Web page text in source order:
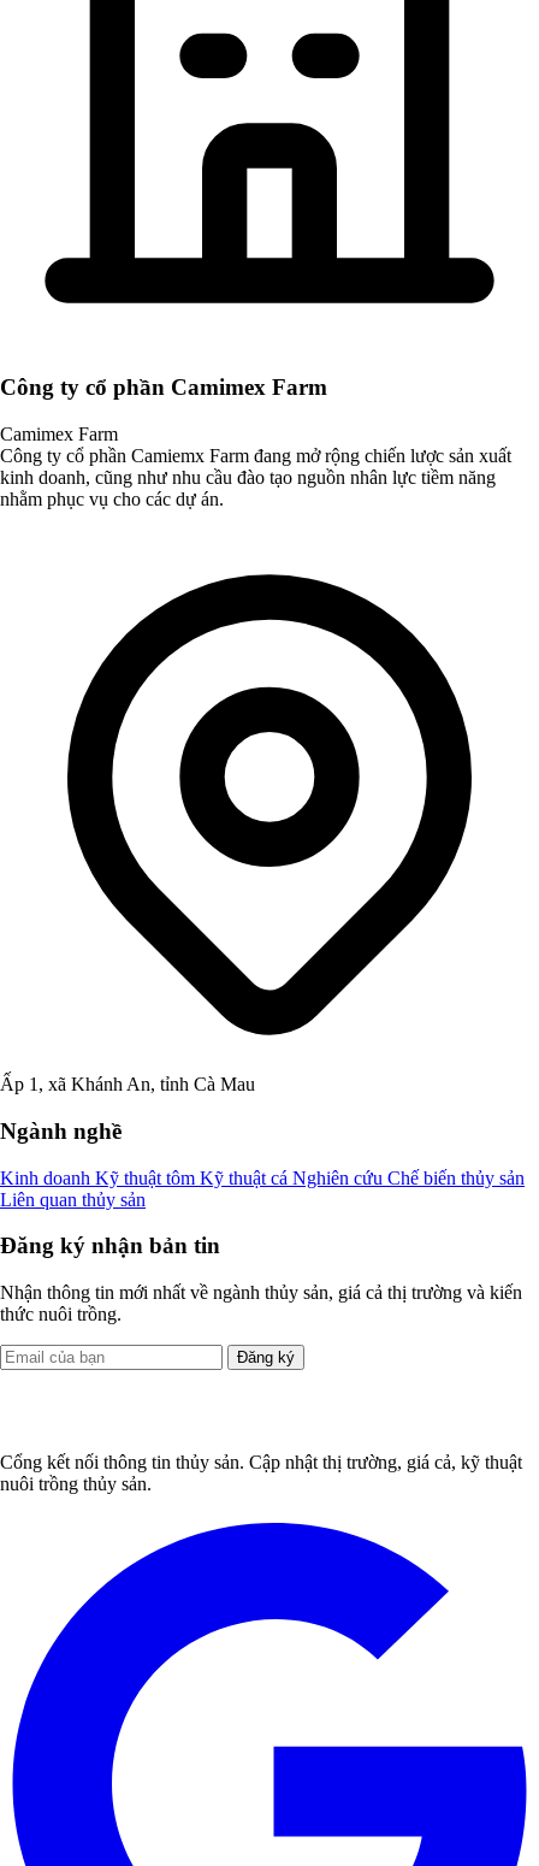
Công ty cổ phần Camimex Farm
Camimex Farm
Công ty cổ phần Camiemx Farm đang mở rộng chiến lược sản xuất
kinh doanh, cũng như nhu cầu đào tạo nguồn nhân lực tiềm năng
nhằm phục vụ cho các dự án.
Ấp 1, xã Khánh An, tỉnh Cà Mau
Ngành nghề
Kinh doanh Kỹ thuật tôm Kỹ thuật cá Nghiên cứu Chế biến thủy sản
Liên quan thủy sản
Đăng ký nhận bản tin
Nhận thông tin mới nhất về ngành thủy sản, giá cả thị trường và kiến
thức nuôi trồng.
Đăng ký
Cổng kết nối thông tin thủy sản. Cập nhật thị trường, giá cả, kỹ thuật
nuôi trồng thủy sản.